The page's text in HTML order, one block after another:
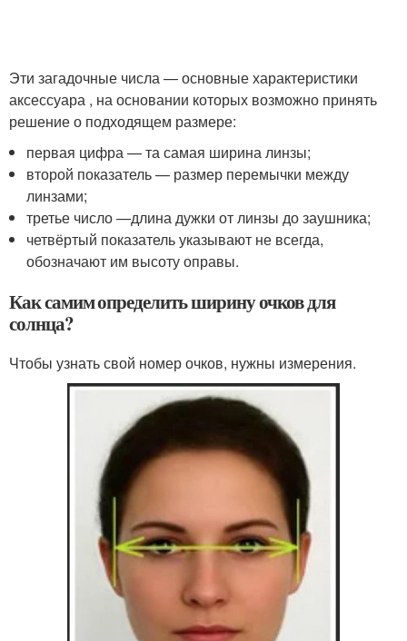
Эти загадочные числа — основные характеристики
аксессуара , на основании которых возможно принять
решение о подходящем размере:
первая цифра — та самая ширина линзы;
второй показатель — размер перемычки между
линзами;
третье число —длина дужки от линзы до заушника;
четвёртый показатель указывают не всегда,
обозначают им высоту оправы.
Как самим определить ширину очков для
солнца?
Чтобы узнать свой номер очков, нужны измерения.